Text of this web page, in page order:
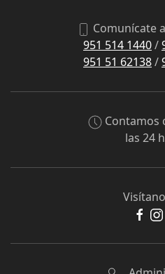
Comunícate
951 514 1440/
951 51 62138/
Contamos
las 24